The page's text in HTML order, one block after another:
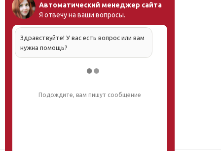
Автоматический менеджер сайта
Я отвечу на ваши вопросы.
Здравствуйте! У вас есть вопрос или вам
нужна помощь?
Подождите, вам пишут сообщение